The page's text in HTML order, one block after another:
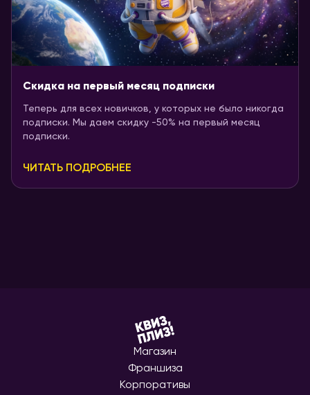
Скидка на первый месяц подписки
Теперь для всех новичков, у которых не было никогда
подписки. Мы даем скидку -50% на первый месяц
подписки.
ЧИТАТЬ ПОДРОБНЕЕ
Магазин
Франшиза
Корпоративы